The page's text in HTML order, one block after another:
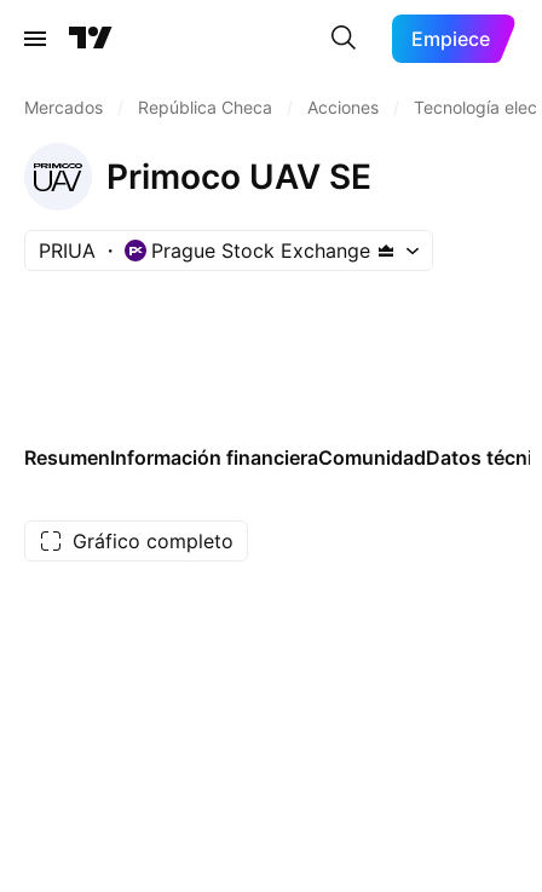
Empiece
Mercados República Checa Acciones Tecnología
Primoco UAV SE
PRIUA Prague Stock Exchange
ResumenInformación financieraComunidadDatos
Gráfico completo